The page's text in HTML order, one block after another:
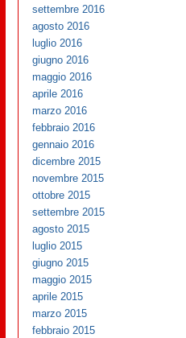
settembre 2016
agosto 2016
luglio 2016
giugno 2016
maggio 2016
aprile 2016
marzo 2016
febbraio 2016
gennaio 2016
dicembre 2015
novembre 2015
ottobre 2015
settembre 2015
agosto 2015
luglio 2015
giugno 2015
maggio 2015
aprile 2015
marzo 2015
febbraio 2015